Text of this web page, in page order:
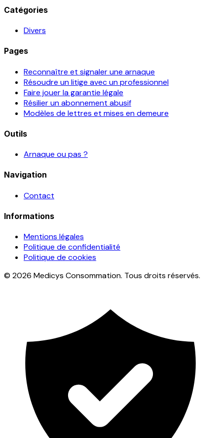
Catégories
Divers
Pages
Reconnaître et signaler une arnaque
Résoudre un litige avec un professionnel
Faire jouer la garantie légale
Résilier un abonnement abusif
Modèles de lettres et mises en demeure
Outils
Arnaque ou pas ?
Navigation
Contact
Informations
Mentions légales
Politique de confidentialité
Politique de cookies
© 2026 Medicys Consommation. Tous droits réservés.